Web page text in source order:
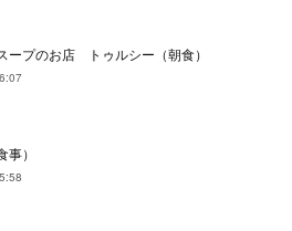
ープのお店 トゥルシー（朝食）
）